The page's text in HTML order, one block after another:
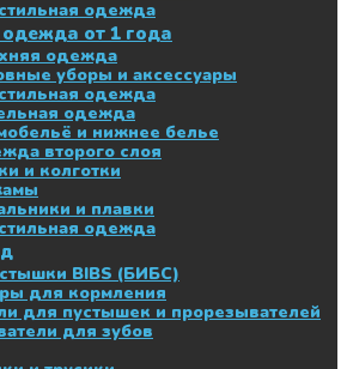
одежда
от 1 года
одежда
уборы и аксессуары
одежда
одежда
и нижнее белье
второго слоя
и колготки
и плавки
одежда
BIBS (БИБС)
для кормления
для пустышек и прорезывателей
для зубов